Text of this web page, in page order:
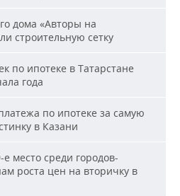
дома «Авторы на
строительную сетку
по ипотеке в Татарстане
года
по ипотеке за самую
в Казани
место среди городов-
роста цен на вторичку в